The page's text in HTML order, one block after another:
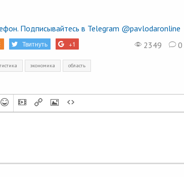
Подписывайтесь в Telegram @pavlodaronline
Твитнуть +1 2349 0
экономика область